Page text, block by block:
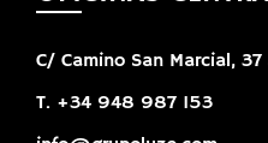
C/ Camino San Marcial,
T. +34 948 987 153